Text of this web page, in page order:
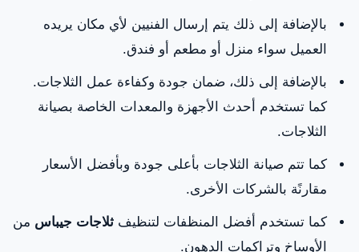
بالإضافة إلى ذلك يتم إرسال الفنيين لأي مكان يريده
العميل سواء منزل أو مطعم أو فندق.
بالإضافة إلى ذلك، ضمان جودة وكفاءة عمل الثلاجات.
كما تستخدم أحدث الأجهزة والمعدات الخاصة بصيانة
الثلاجات.
كما تتم صيانة الثلاجات بأعلى جودة وبأفضل الأسعار
مقارنًة بالشركات الأخرى.
كما تستخدم أفضل المنظفات لتنظيف ثلاجات جيباس من
الأوساخ وتراكمات الدهون.